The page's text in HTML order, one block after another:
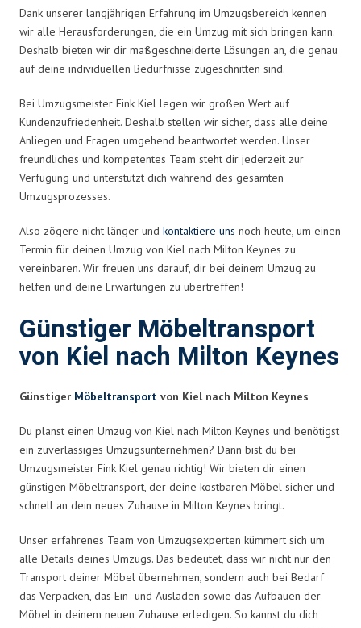
Dank unserer langjährigen Erfahrung im Umzugsbereich kennen
wir alle Herausforderungen, die ein Umzug mit sich bringen kann.
Deshalb bieten wir dir maßgeschneiderte Lösungen an, die genau
auf deine individuellen Bedürfnisse zugeschnitten sind.
Bei Umzugsmeister Fink Kiel legen wir großen Wert auf
Kundenzufriedenheit. Deshalb stellen wir sicher, dass alle deine
Anliegen und Fragen umgehend beantwortet werden. Unser
freundliches und kompetentes Team steht dir jederzeit zur
Verfügung und unterstützt dich während des gesamten
Umzugsprozesses.
Also zögere nicht länger und kontaktiere uns noch heute, um einen
Termin für deinen Umzug von Kiel nach Milton Keynes zu
vereinbaren. Wir freuen uns darauf, dir bei deinem Umzug zu
helfen und deine Erwartungen zu übertreffen!
Günstiger Möbeltransport
von Kiel nach Milton Keynes
Günstiger Möbeltransport von Kiel nach Milton Keynes
Du planst einen Umzug von Kiel nach Milton Keynes und benötigst
ein zuverlässiges Umzugsunternehmen? Dann bist du bei
Umzugsmeister Fink Kiel genau richtig! Wir bieten dir einen
günstigen Möbeltransport, der deine kostbaren Möbel sicher und
schnell an dein neues Zuhause in Milton Keynes bringt.
Unser erfahrenes Team von Umzugsexperten kümmert sich um
alle Details deines Umzugs. Das bedeutet, dass wir nicht nur den
Transport deiner Möbel übernehmen, sondern auch bei Bedarf
das Verpacken, das Ein- und Ausladen sowie das Aufbauen der
Möbel in deinem neuen Zuhause erledigen. So kannst du dich